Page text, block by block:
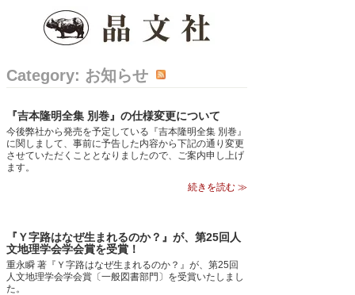
Category: お知らせ
『吉本隆明全集 別巻』の仕様変更について
今後弊社から発売を予定している『吉本隆明全集 別巻』
に関しまして、事前に予告した内容から下記の通り変更
させていただくこととなりましたので、ご案内申し上げ
ます。
続きを読む ≫
『Ｙ字路はなぜ生まれるのか？』が、第25回人
文地理学会学会賞を受賞！
重永瞬 著『Ｙ字路はなぜ生まれるのか？』が、第25回
人文地理学会学会賞〔一般図書部門〕を受賞いたしまし
た。